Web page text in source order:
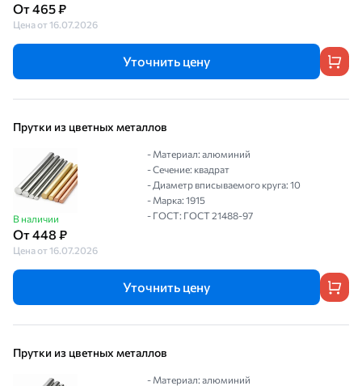
От 465 ₽
Цена от 16.07.2026
Уточнить цену
Прутки из цветных металлов
В наличии
От 448 ₽
Цена от 16.07.2026
- Материал: алюминий
- Сечение: квадрат
- Диаметр вписываемого круга: 10
- Марка: 1915
- ГОСТ: ГОСТ 21488-97
Уточнить цену
Прутки из цветных металлов
- Материал: алюминий